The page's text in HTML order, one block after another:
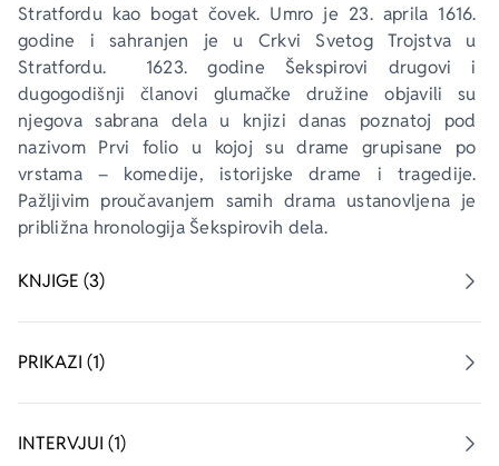
Stratfordu kao bogat čovek. Umro je 23. aprila 1616.
godine i sahranjen je u Crkvi Svetog Trojstva u
Stratfordu.  1623. godine Šekspirovi drugovi i
dugogodišnji članovi glumačke družine objavili su
njegova sabrana dela u knjizi danas poznatoj pod
nazivom Prvi folio u kojoj su drame grupisane po
vrstama – komedije, istorijske drame i tragedije.
Pažljivim proučavanjem samih drama ustanovljena je
približna hronologija Šekspirovih dela.
KNJIGE (3)
PRIKAZI (1)
INTERVJUI (1)